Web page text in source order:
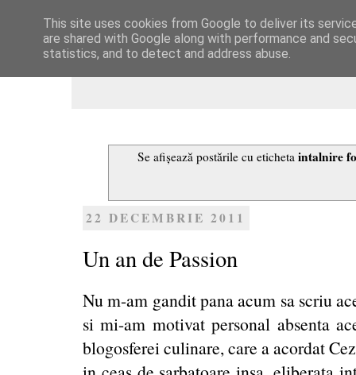
Dulcegarii culinare
Se afișează postările cu eticheta intalnire
22 DECEMBRIE 2011
Un an de Passion
Nu m-am gandit pana acum sa scriu
si mi-am motivat personal absenta
blogosferei culinare, care a acordat
This site uses cookies from Google to deliver its
are shared with Google along with performance and
statistics, and to detect and address abuse.